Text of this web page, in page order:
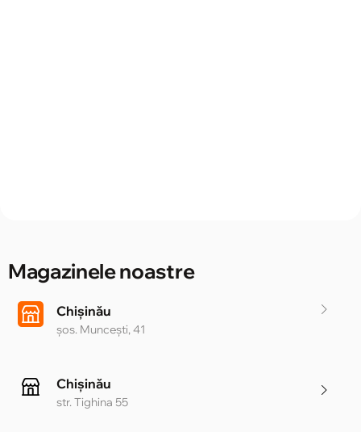
Magazinele noastre
Chișinău
șos. Muncești, 41
Chișinău
str. Tighina 55